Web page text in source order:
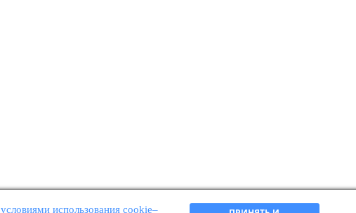
условиями использования cookie–